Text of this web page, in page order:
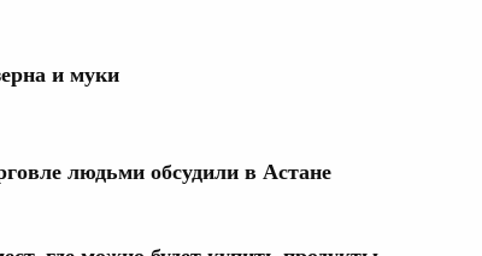
и муки
людьми обсудили в Астане